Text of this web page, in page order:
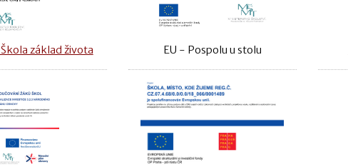
základ života EU - Pospolu u stolu